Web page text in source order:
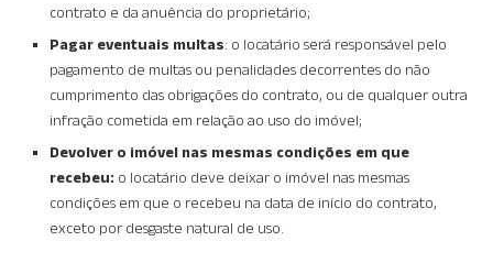
contrato e da anuência do proprietário;
Pagar eventuais multas: o locatário será responsável pelo
pagamento de multas ou penalidades decorrentes do não
cumprimento das obrigações do contrato, ou de qualquer outra
infração cometida em relação ao uso do imóvel;
Devolver o imóvel nas mesmas condições em que
recebeu: o locatário deve deixar o imóvel nas mesmas
condições em que o recebeu na data de início do contrato,
exceto por desgaste natural de uso.